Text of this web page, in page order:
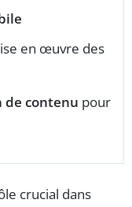
en œuvre des
de contenu pour
crucial dans